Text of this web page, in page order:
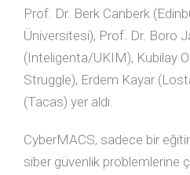
Prof. Dr. Berk Canberk
Üniversitesi), Prof. Dr. Boro
(Inteligenta/UKIM), Kubilay
Struggle), Erdem Kayar
(Tacas) yer aldı.
CyberMACS, sadece bir
siber güvenlik problemlerine